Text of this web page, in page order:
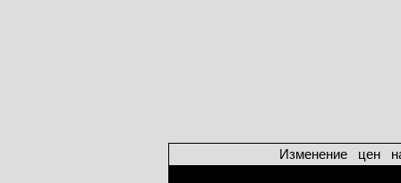
Изменение цен